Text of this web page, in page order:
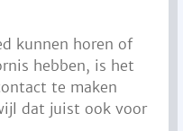
kunnen horen of
hebben, is het
te maken
dat juist ook voor